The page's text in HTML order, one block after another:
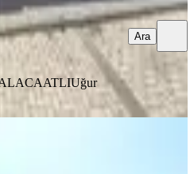
Uğur
Ara